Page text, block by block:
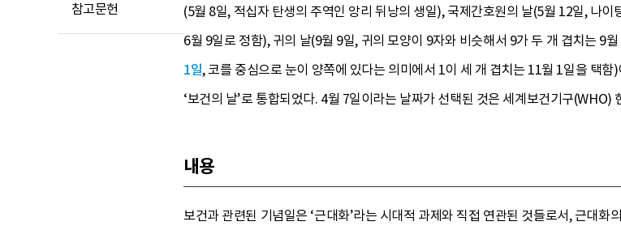
참고문헌
(5월 8일, 적십자 탄생의 주역인 앙리 뒤낭의 생일), 국제간호원의 날(5월 12일, 나
6월 9일로 정함), 귀의 날(9월 9일, 귀의 모양이 9자와 비슷해서 9가 두 개 겹치는 9
1일, 코를 중심으로 눈이 양쪽에 있다는 의미에서 1이 세 개 겹치는 11월 1일을 택
‘보건의 날’로 통합되었다. 4월 7일이라는 날짜가 선택된 것은 세계보건기구
내용
보건과 관련된 기념일은 ‘근대화’라는 시대적 과제와 직접 연관된 것들로서, 근대화